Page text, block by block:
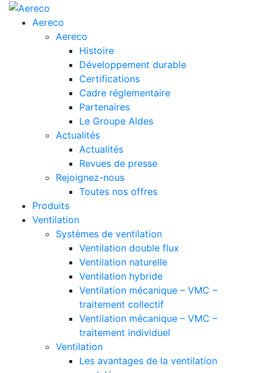
Aereco
Aereco
Histoire
Développement durable
Certifications
Cadre réglementaire
Partenaires
Le Groupe Aldes
Actualités
Actualités
Revues de presse
Rejoignez-nous
Toutes nos offres
Produits
Ventilation
Systèmes de ventilation
Ventilation double flux
Ventilation naturelle
Ventilation hybride
Ventilation mécanique – VMC –
traitement collectif
Ventilation mécanique – VMC –
traitement individuel
Ventilation
Les avantages de la ventilation